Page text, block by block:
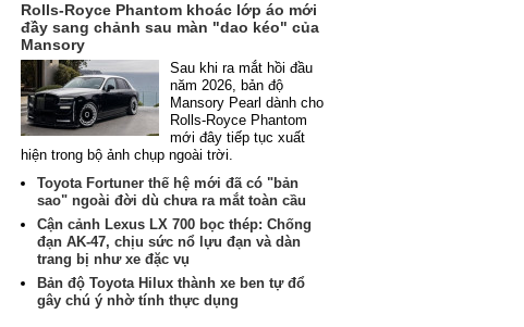
Rolls-Royce Phantom khoác lớp áo mới
đầy sang chảnh sau màn "dao kéo" của
Mansory
Sau khi ra mắt hồi đầu
năm 2026, bản độ
Mansory Pearl dành cho
Rolls-Royce Phantom
mới đây tiếp tục xuất
hiện trong bộ ảnh chụp ngoài trời.
Toyota Fortuner thế hệ mới đã có "bản
sao" ngoài đời dù chưa ra mắt toàn cầu
Cận cảnh Lexus LX 700 bọc thép: Chống
đạn AK-47, chịu sức nổ lựu đạn và dàn
trang bị như xe đặc vụ
Bản độ Toyota Hilux thành xe ben tự đổ
gây chú ý nhờ tính thực dụng